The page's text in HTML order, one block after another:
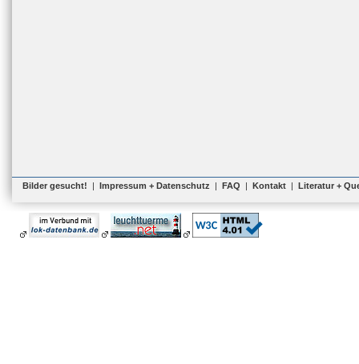
Bilder gesucht! | Impressum + Datenschutz | FAQ | Kontakt | Literatur +